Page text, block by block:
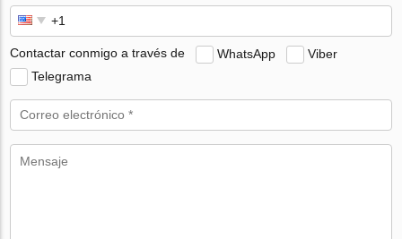
Contactar conmigo a través de WhatsApp
Viber
Telegrama